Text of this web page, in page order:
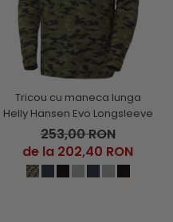
Tricou cu maneca lunga
Helly Hansen Evo Longsleeve
253,00 RON
de la 202,40 RON